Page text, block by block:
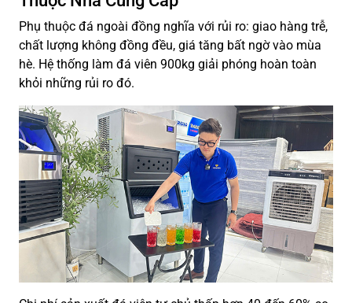
Phụ thuộc đá ngoài đồng nghĩa với rủi ro: giao hàng trễ,
chất lượng không đồng đều, giá tăng bất ngờ vào mùa
hè. Hệ thống làm đá viên 900kg giải phóng hoàn toàn
khỏi những rủi ro đó.